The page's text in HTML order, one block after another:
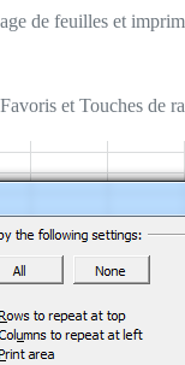
de feuilles et
et Touches de